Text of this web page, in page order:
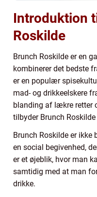
Introduktion
Roskilde
Brunch Roskilde er en
kombinerer det bedste
er en populær
mad- og drikkeelskere
blanding af lækre retter
tilbyder Brunch
Brunch Roskilde er ikke
en social begivenhed,
er et øjeblik, hvor man
samtidig med at man
drikke.